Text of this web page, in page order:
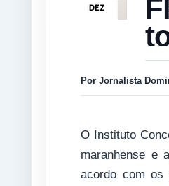
DEZ
Por Jornalista
O Instituto
maranhense e
acordo com os